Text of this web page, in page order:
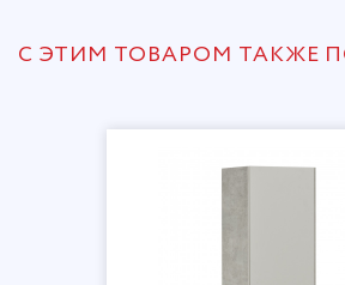
С ЭТИМ ТОВАРОМ ТАКЖЕ